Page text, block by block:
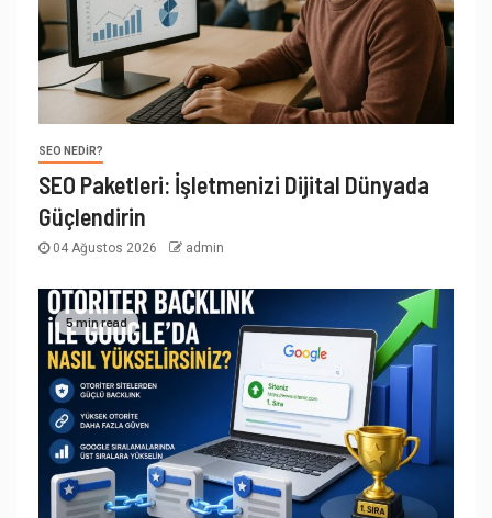
SEO NEDIR?
SEO Paketleri: İşletmenizi Dijital Dünyada
Güçlendirin
04 Ağustos 2026 admin
5 min read